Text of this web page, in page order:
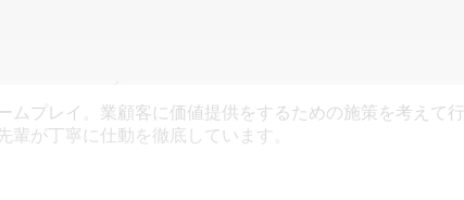
ムプレイ。業
輩が丁寧に仕
顧客に価値提供をするための施策を考えて行
動を徹底しています。